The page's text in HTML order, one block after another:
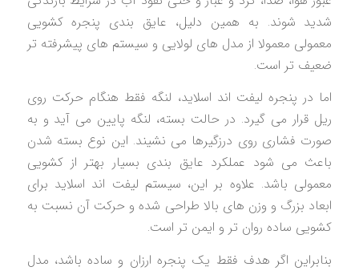
شدید شوند. به همین دلیل، عایق بندی پنجره کشویی
معمولی معمولا از مدل های لولایی و سیستم های پیشرفته تر
ضعیف تر است.
اما در پنجره لیفت اند اسلاید، لنگه فقط هنگام حرکت روی
ریل قرار می گیرد. در حالت بسته، لنگه پایین می آید و به
صورت فشاری روی درزگیرها می نشیند. این نوع بسته شدن
باعث می شود عملکرد عایق بندی بسیار بهتر از کشویی
معمولی باشد. علاوه بر این، سیستم لیفت اند اسلاید برای
ابعاد بزرگ و وزن های بالا طراحی شده و حرکت آن نسبت به
کشویی ساده روان تر و ایمن تر است.
بنابراین اگر هدف فقط یک پنجره ارزان و ساده باشد، مدل